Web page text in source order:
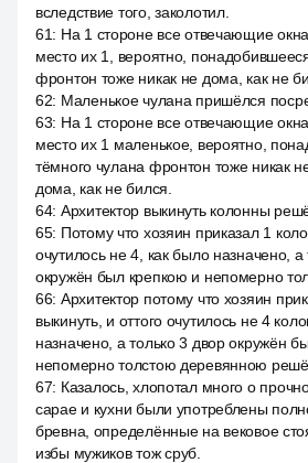
вследствие того, заколотил.
61: На 1 стороне все отвечающие
место их 1, вероятно,
фронтон тоже никак не дома, как не
62: Маленькое чулана пришёлся
63: На 1 стороне все отвечающие
место их 1 маленькое, вероятно,
тёмного чулана фронтон тоже никак
дома, как не бился.
64: Архитектор выкинуть колонны
65: Потому что хозяин приказал 1
очутилось не 4, как было назначено, а
окружён был крепкою и непомерно
66: Архитектор потому что хозяин
выкинуть, и оттого очутилось не 4
назначено, а только 3 двор окружён
непомерно толстою деревянною
67: Казалось, хлопотал много о
сарае и кухни были употреблены
бревна, определённые на вековое
избы мужиков тож сруб.